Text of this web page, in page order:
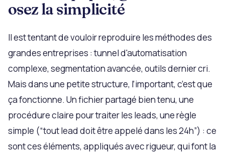
osez la simplicité
Il est tentant de vouloir reproduire les méthodes des
grandes entreprises : tunnel d'automatisation
complexe, segmentation avancée, outils dernier cri.
Mais dans une petite structure, l’important, c’est que
ça fonctionne. Un fichier partagé bien tenu, une
procédure claire pour traiter les leads, une règle
simple (“tout lead doit être appelé dans les 24h”) : ce
sont ces éléments, appliqués avec rigueur, qui font la